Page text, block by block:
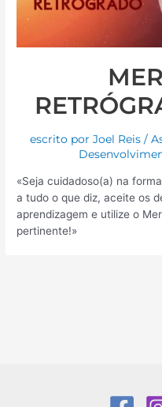
escrito por Joel Reis /
«Seja cuidadoso(a) na
a tudo o que diz, aceite os
aprendizagem e utilize o
pertinente!»